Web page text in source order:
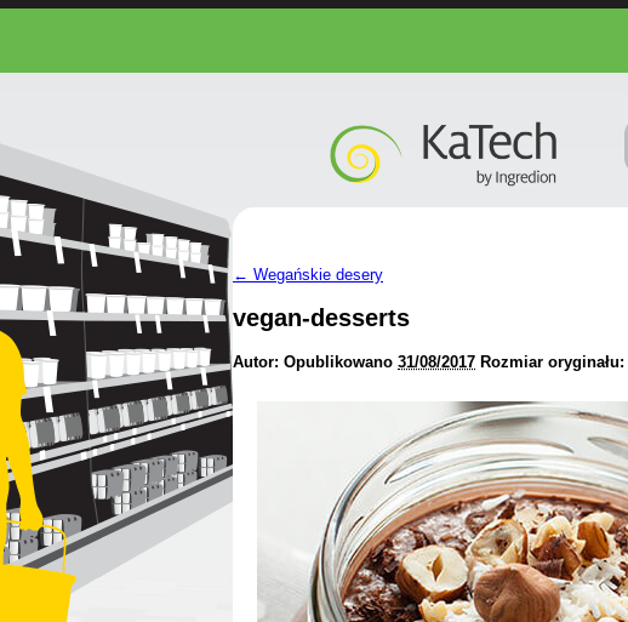
← Wegańskie desery
vegan-desserts
Autor: Opublikowano 31/08/2017 Rozmiar oryginału: